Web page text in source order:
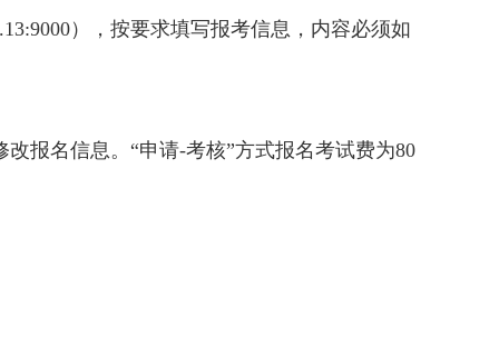
），按要求填写报考信息，内容必须如
报名信息。 “申请-考核”方式报名考试费为80